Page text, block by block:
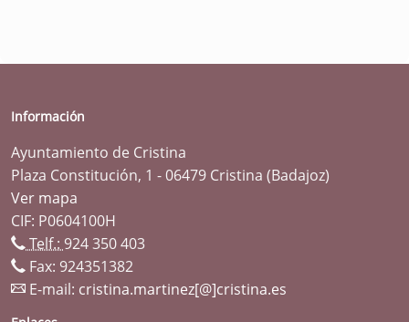
Información
Ayuntamiento de Cristina
Plaza Constitución, 1 - 06479 Cristina (Badajoz)
Ver mapa
CIF: P0604100H
Telf.: 924 350 403
Fax: 924351382
E-mail: cristina.martinez[@]cristina.es